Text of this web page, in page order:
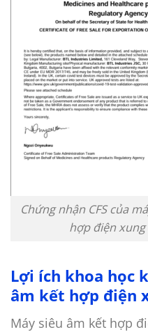
Chứng nhận CFS của
hợp điện xung
Lợi ích khoa học
âm kết hợp điện
Máy siêu âm kết hợp